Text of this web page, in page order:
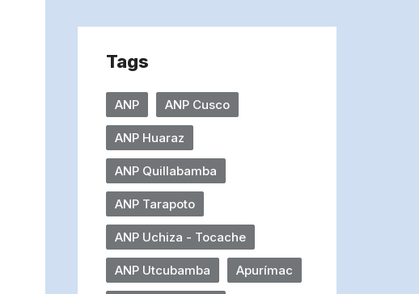
Tags
ANP ANP Cusco
ANP Huaraz
ANP Quillabamba
ANP Tarapoto
ANP Uchiza - Tocache
ANP Utcubamba Apurímac